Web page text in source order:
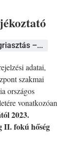
–...
adatai,
szakmai
országos
vonatkozóan
2023.
II. fokú hőség